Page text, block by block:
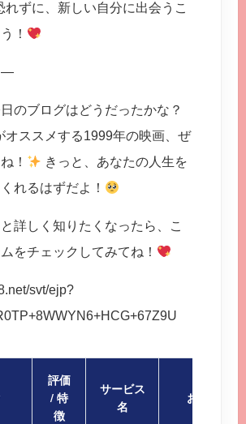
れずに、新しい自分に出会うこ
！
—
のブログはどうだったかな？
オススメする1999年の映画、ぜ
！
きっと、あなたの人生を
れるはずだよ！
詳しく知りたくなったら、こ
をチェックしてみてね！
svt/ejp?
評価
/ 特
徴
サービス
名
おすすめ